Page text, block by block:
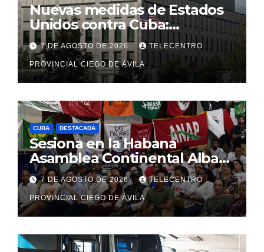
Nuevas medidas de Estados
Unidos contra Cuba:
Washington apunta a la
cooperación militar con Rusia
y China
7 DE AGOSTO DE 2026 TELECENTRO
PROVINCIAL CIEGO DE ÁVILA
CUBA DESTACADA
Sesiona en la Habana
Asamblea Continental Alba
Movimientos
7 DE AGOSTO DE 2026 TELECENTRO
PROVINCIAL CIEGO DE ÁVILA